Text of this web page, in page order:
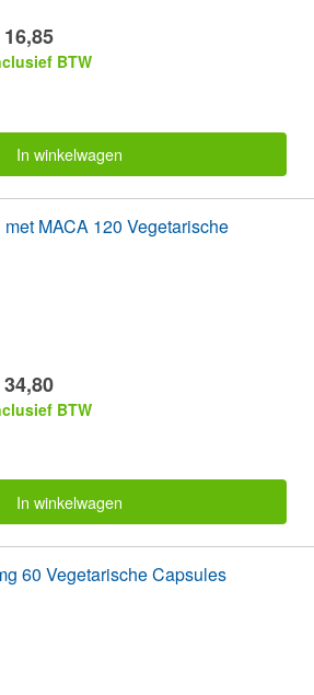
BTW
In winkelwagen
MACA 120 Vegetarische
BTW
In winkelwagen
60 Vegetarische Capsules